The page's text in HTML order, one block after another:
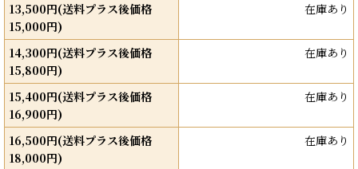
13,500円(送料プラス後価格
15,000円)
在庫あり
14,300円(送料プラス後価格
15,800円)
在庫あり
15,400円(送料プラス後価格
16,900円)
在庫あり
16,500円(送料プラス後価格
18,000円)
在庫あり